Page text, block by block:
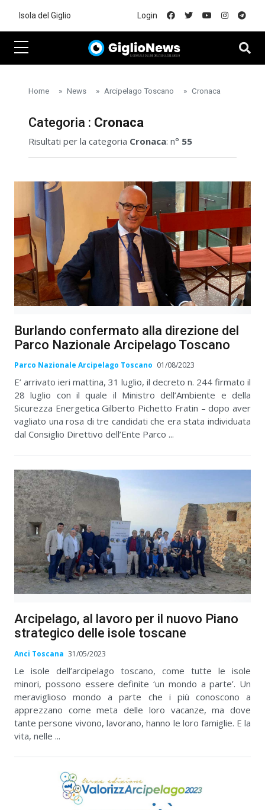
Isola del Giglio Login
Home News Arcipelago Toscano Cronaca
Categoria : Cronaca
Risultati per la categoria Cronaca: n° 55
Burlando confermato alla direzione del
Parco Nazionale Arcipelago Toscano
Parco Nazionale Arcipelago Toscano 01/08/2023
E’ arrivato ieri mattina, 31 luglio, il decreto n. 244 firmato il
28 luglio con il quale il Ministro dell’Ambiente e della
Sicurezza Energetica Gilberto Pichetto Fratin – dopo aver
vagliato una rosa di tre candidati che era stata individuata
dal Consiglio Direttivo dell’Ente Parco ...
Arcipelago, al lavoro per il nuovo Piano
strategico delle isole toscane
Anci Toscana 31/05/2023
Le isole dell’arcipelago toscano, come tutte le isole
minori, possono essere definite ‘un mondo a parte’. Un
meraviglioso mondo a parte che i più conoscono a
apprezzano come meta delle loro vacanze, ma dove
tante persone vivono, lavorano, hanno le loro famiglie. E la
vita, nelle ...